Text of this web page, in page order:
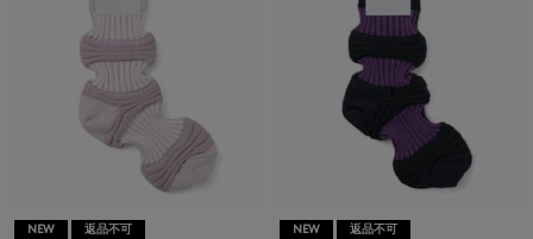
NEW 返品不可 NEW 返品不可